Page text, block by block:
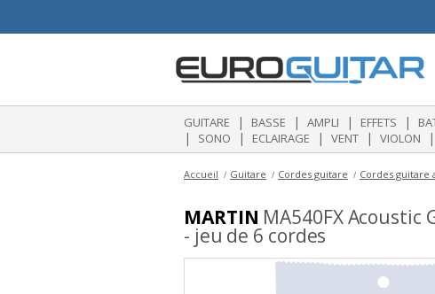
GUITARE | BASSE | AMPLI | EFFETS |
| SONO | ECLAIRAGE | VENT | VIOLON |
Accueil Guitare Cordes guitare Cordes guitare
MARTIN MA540FX
- jeu de 6 cordes